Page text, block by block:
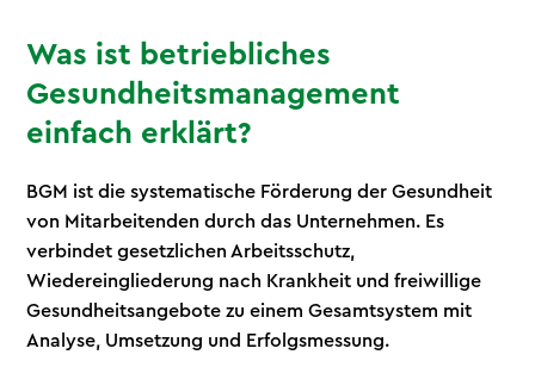
Was ist betriebliches
Gesundheitsmanagement
einfach erklärt?
BGM ist die systematische Förderung der Gesundheit
von Mitarbeitenden durch das Unternehmen. Es
verbindet gesetzlichen Arbeitsschutz,
Wiedereingliederung nach Krankheit und freiwillige
Gesundheitsangebote zu einem Gesamtsystem mit
Analyse, Umsetzung und Erfolgsmessung.